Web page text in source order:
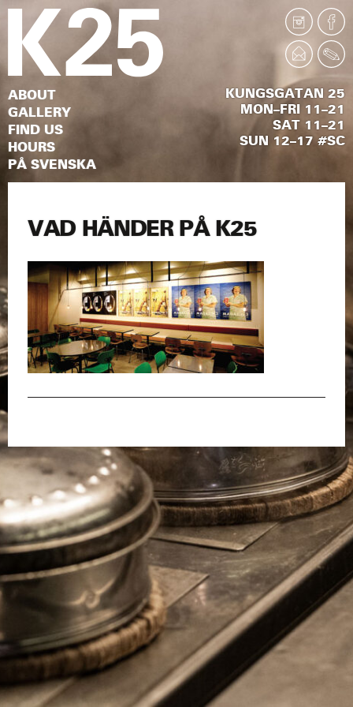
KUNGSGATAN 25
MON–FRI 11–21
SAT 11–21
SUN 12–17 #SC
ABOUT
GALLERY
FIND US
HOURS
PÅ SVENSKA
VAD HÄNDER PÅ K25